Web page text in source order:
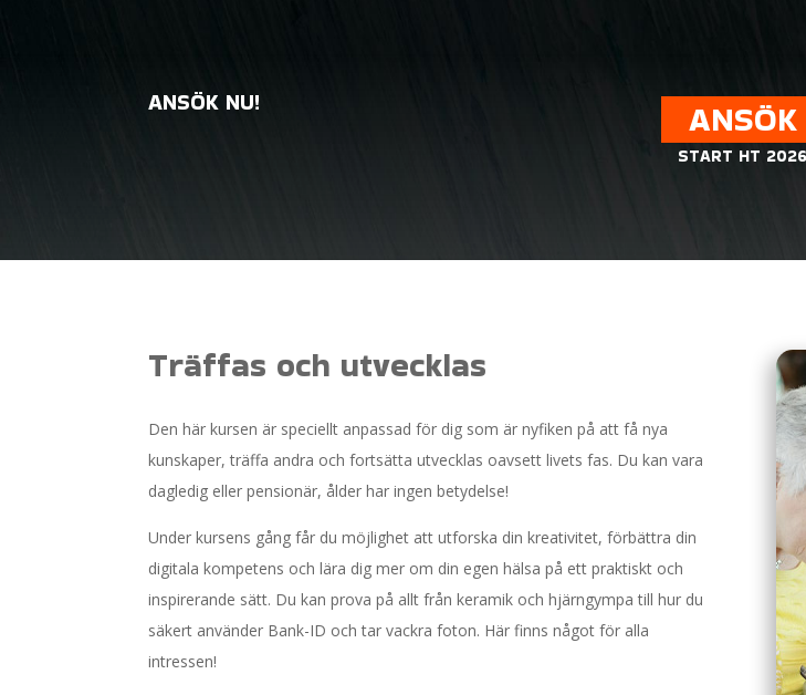
ANSÖK NU! ANSÖK
START HT 2026
Träffas och utvecklas
Den här kursen är speciellt anpassad för dig som är nyfiken på att få nya
kunskaper, träffa andra och fortsätta utvecklas oavsett livets fas. Du kan vara
dagledig eller pensionär, ålder har ingen betydelse!
Under kursens gång får du möjlighet att utforska din kreativitet, förbättra din
digitala kompetens och lära dig mer om din egen hälsa på ett praktiskt och
inspirerande sätt. Du kan prova på allt från keramik och hjärngympa till hur du
säkert använder Bank-ID och tar vackra foton. Här finns något för alla
intressen!